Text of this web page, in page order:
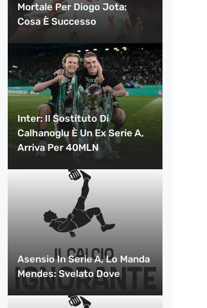
Mortale Per Diogo Jota:
Cosa È Successo
Inter: Il Sostituto Di
Calhanoglu È Un Ex Serie A,
Arriva Per 40MLN
Asensio In Serie A, Lo Manda
Mendes: Svelato Dove